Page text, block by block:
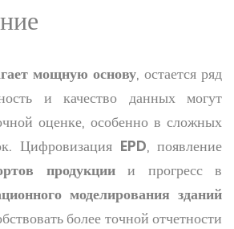
мощную основу, остается ряд
и качество данных могут
оценке, особенно в сложных
Цифровизация EPD, появление
продукциии прогресс в
моделирования зданий
более точной отчетности